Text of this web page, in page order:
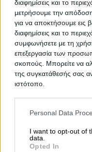
διαφημίσεις και το
μετρήσουμε την
για να αποκτήσουμε εις
διαφημίσεις και το
συμφωνήσετε με τη
επεξεργασία των
σκοπούς. Μπορείτε να
της συγκατάθεσής σας
ιστότοπο.
Please note that this
and may gather and
to Google and its third-
purposes in below
Personal Data
I want to opt-out of
data.
Opted In
Ακρυλικά Προϊόντα
Λιανική & Χονδρική
Σιδηρουργία Πέλλα
Λιπαντικά Πέλλα
Αντλίες Πέλλα
Χυμοί Πέλλα
Αρτοποιεία -
Κρεοπωλεία Πέλλα
Ξηροί Καρποί Πέλλα
Παντοπωλεία Πέλλα